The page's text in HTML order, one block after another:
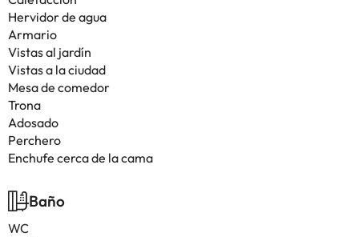
Hervidor de agua
Armario
Vistas al jardín
Vistas a la ciudad
Mesa de comedor
Trona
Adosado
Perchero
Enchufe cerca de la cama
Baño
WC